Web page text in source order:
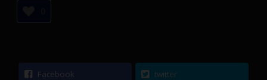
Facebook twitter